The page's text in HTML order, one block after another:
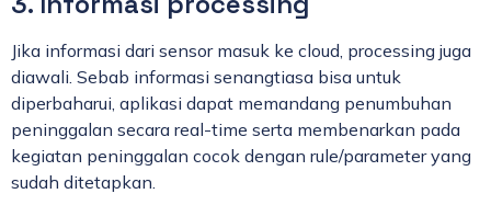
Jika informasi dari sensor masuk ke cloud, processing juga
diawali. Sebab informasi senangtiasa bisa untuk
diperbaharui, aplikasi dapat memandang penumbuhan
peninggalan secara real-time serta membenarkan pada
kegiatan peninggalan cocok dengan rule/parameter yang
sudah ditetapkan.